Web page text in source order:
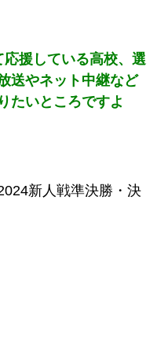
援している高校、選
送やネット中継など
たいところですよ
新人戦準決勝・決